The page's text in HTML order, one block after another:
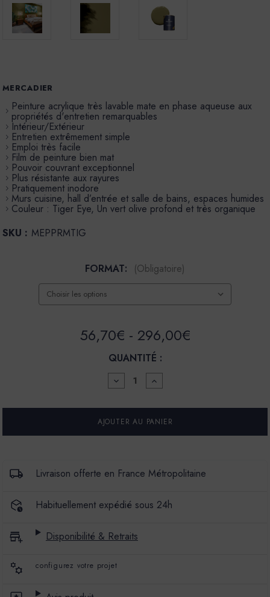
MERCADIER
Peinture acrylique très lavable mate en phase aqueuse aux
propriétés d'entretien remarquables
Intérieur/Extérieur
Entretien extrêmement simple
Emploi très facile
Film de peinture bien mat
Pouvoir couvrant exceptionnel
Plus résistante aux rayures
Pratiquement inodore
Murs cuisine, hall d’entrée et salle de bains, espaces humides
Couleur : Tiger Eye, Un vert olive profond et très organique
SKU : MEPPRMTIG
FORMAT: (Obligatoire)
56,70€ - 296,00€
QUANTITÉ :
DIMINUER
LA
POUR
PEINTURE
LA
MAT
VELOURS
TIGER
AUGMENTER
LA
POUR
PEINTURE
LA
MAT
VELOURS
TIGER
Livraison offerte en France Métropolitaine
Habituellement expédié sous 24h
Disponibilité & Retraits
configurez votre projet